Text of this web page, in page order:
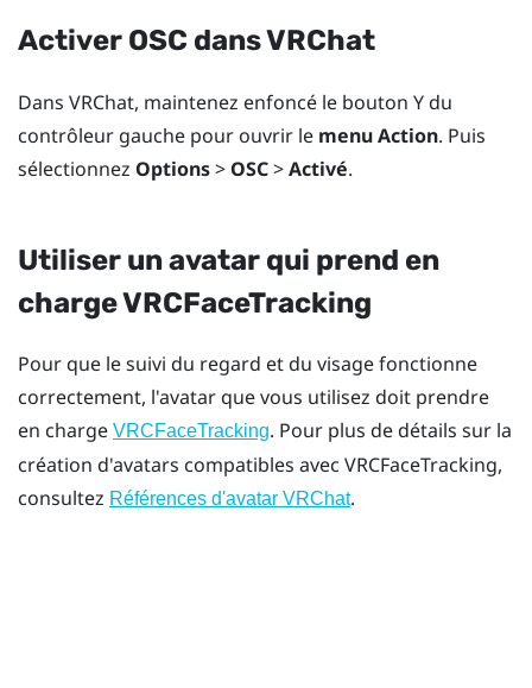
Activer OSC dansVRChat
Dans VRChat, maintenez enfoncé le bouton Ydu
contrôleur gauche pour ouvrir le menu Action. Puis
sélectionnez Options> OSC>Activé.
Utiliser un avatar qui prend en
charge VRCFaceTracking
Pour que le suivi du regard et du visage fonctionne
correctement, l'avatar que vous utilisez doit prendre
en charge VRCFaceTracking. Pour plus de détails sur la
création d'avatars compatibles avec VRCFaceTracking,
consultez Références d'avatar VRChat.